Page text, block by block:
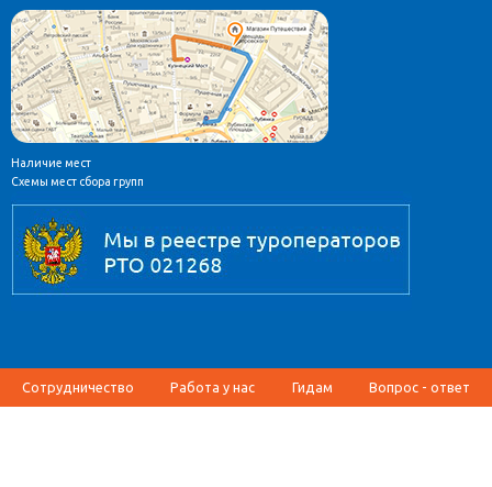
Наличие мест
Схемы мест сбора групп
Сотрудничество Работа у нас Гидам Вопрос - ответ